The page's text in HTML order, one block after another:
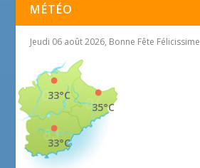
MÉTÉO
Jeudi 06 août 2026, Bonne Fête Félicissime
35°C
33°C
33°C